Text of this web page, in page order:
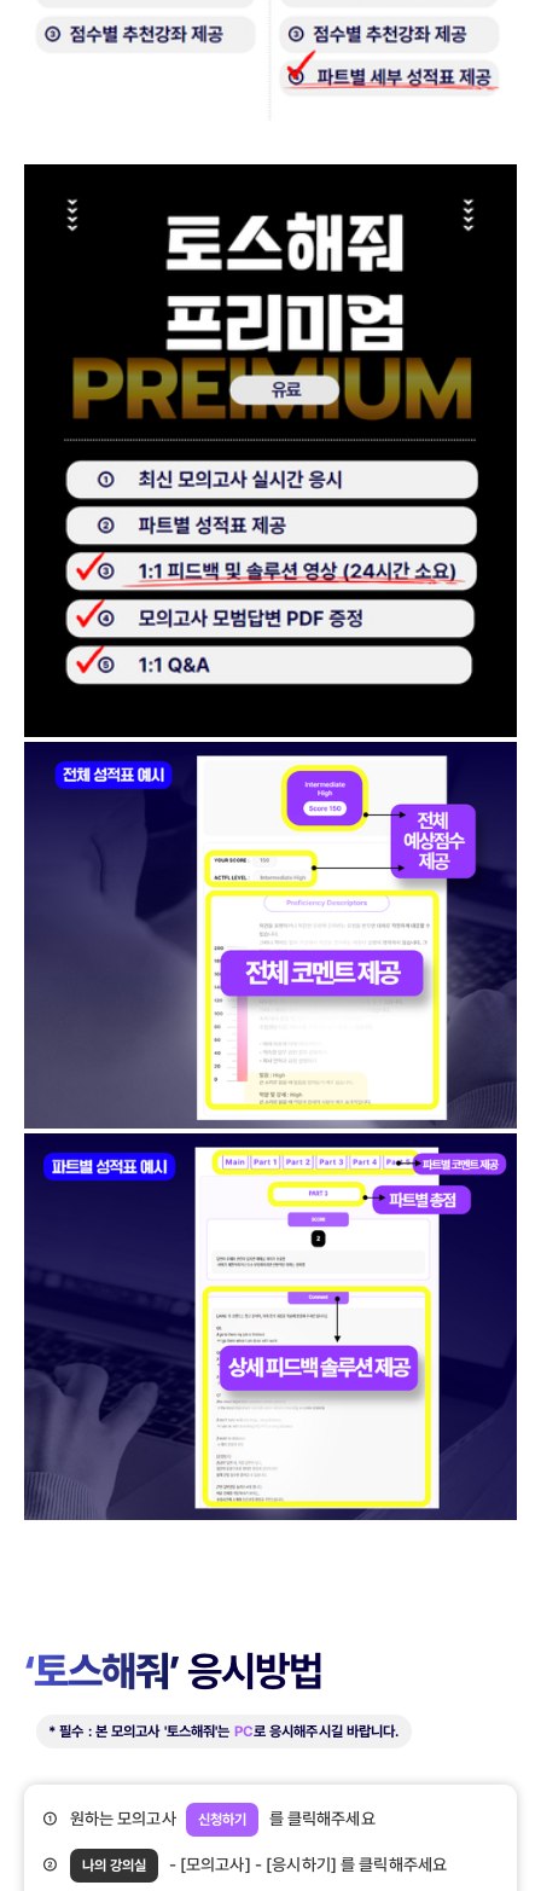
‘토스해줘’응시방법
* 필수 : 본 모의고사 '토스해줘'는 PC로 응시해주시길 바랍니다.
① 원하는 모의고사 신청하기 를 클릭해주세요
② 나의 강의실 - [모의고사] - [응시하기] 를 클릭해주세요